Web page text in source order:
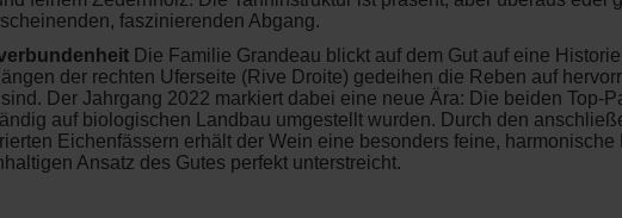
faszinierenden Abgang.
Die Familie Grandeau blickt auf dem Gut auf eine
der rechten Uferseite (Rive Droite) gedeihen die Reben auf
. Der Jahrgang 2022 markiert dabei eine neue Ära: Die beiden Top-
auf biologischen Landbau umgestellt wurden. Durch den
Eichenfässern erhält der Wein eine besonders feine, harmonische
Ansatz des Gutes perfekt unterstreicht.